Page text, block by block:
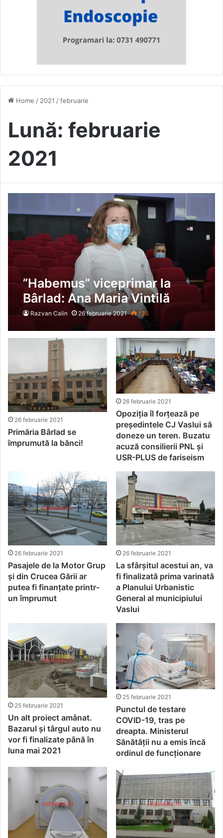
Home / 2021 /februarie
Lună: februarie
2021
”Habemus” viceprimar la
Bârlad: Ana Maria Vintilă
(USR)! (Foto+Video)
Razvan Calin 26 februarie 2021 126
26 februarie 2021
Primăria Bârlad se
împrumută la bănci!
26 februarie 2021
Opoziția îl forțează pe
președintele CJ Vaslui să
doneze un teren. Buzatu
acuză consilierii PNL și
USR-PLUS de fariseism
26 februarie 2021
Pasajele de la Motor Grup
și din Crucea Gării ar
putea fi finanțate printr-
un împrumut
26 februarie 2021
La sfârșitul acestui an, va
fi finalizată prima varinată
a Planului Urbanistic
General al municipiului
Vaslui
25 februarie 2021
Un alt proiect amânat.
Bazarul și târgul auto nu
vor fi finalizate până în
luna mai 2021
25 februarie 2021
Punctul de testare
COVID-19, tras pe
dreapta. Ministerul
Sănătății nu a emis încă
ordinul de funcționare